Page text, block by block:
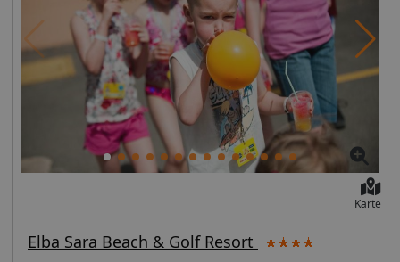
Allgemeine Hoteldaten Hotelort: GuimeKategorie der
Unterkunft: 3,5-Sterne Achtung: Freigepäck und
Verpflegung während des Fluges können je nach
Fluggesellschaft variieren. Detailinformationen erhalten
Sie unter vtours Gepäckinformationen:
www.vtours.de/res/files/Gepaeckinformationen/
Wir möchten Sie darauf aufmerksam machen, dass Sie
am Ankunftstag ab 15 Uhr (örtliche Abweichung
vorbehalten) in Ihr Hotel einchecken können. An Ihrem
Abreisetag können Sie Ihr Zimmer bis 11 Uhr (örtlicheKarte
Elba Sara Beach & Golf Resort